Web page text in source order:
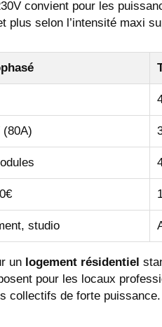
convient pour les
plus selon l’intensité maxi
(80A)
studio
un logement résidentiel
pour les locaux
collectifs de forte puissance.